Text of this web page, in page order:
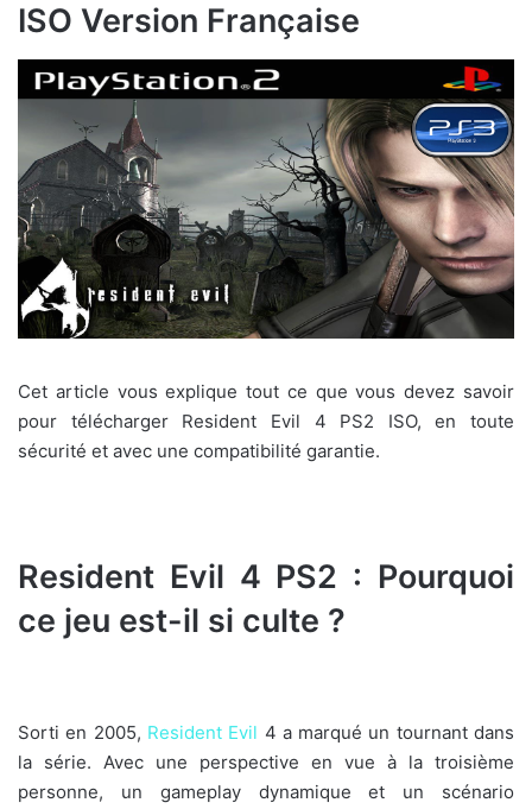
ISO Version Française
Cet article vous explique tout ce que vous devez savoir
pour télécharger Resident Evil 4 PS2 ISO, en toute
sécurité et avec une compatibilité garantie.
Resident Evil 4 PS2 : Pourquoi
ce jeu est-il si culte ?
Sorti en 2005, Resident Evil 4 a marqué un tournant dans
la série. Avec une perspective en vue à la troisième
personne, un gameplay dynamique et un scénario